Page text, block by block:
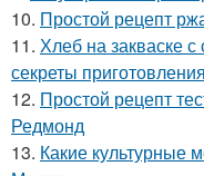
10. Простой рецепт
11. Хлеб на закваске
секреты приготовления
12. Простой рецепт
Редмонд
13. Какие культурные